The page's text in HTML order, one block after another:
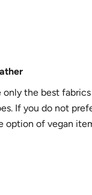
only the best
If you do not
option of vegan